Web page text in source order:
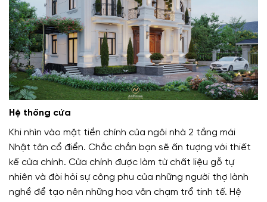
Hệ thống cửa
Khi nhìn vào mặt tiền chính của ngôi nhà 2 tầng mái
Nhật tân cổ điển. Chắc chắn bạn sẽ ấn tượng với thiết
kế cửa chính. Cửa chính được làm từ chất liệu gỗ tự
nhiên và đòi hỏi sự công phu của những người thợ lành
nghề để tạo nên những hoa văn chạm trổ tinh tế. Hệ